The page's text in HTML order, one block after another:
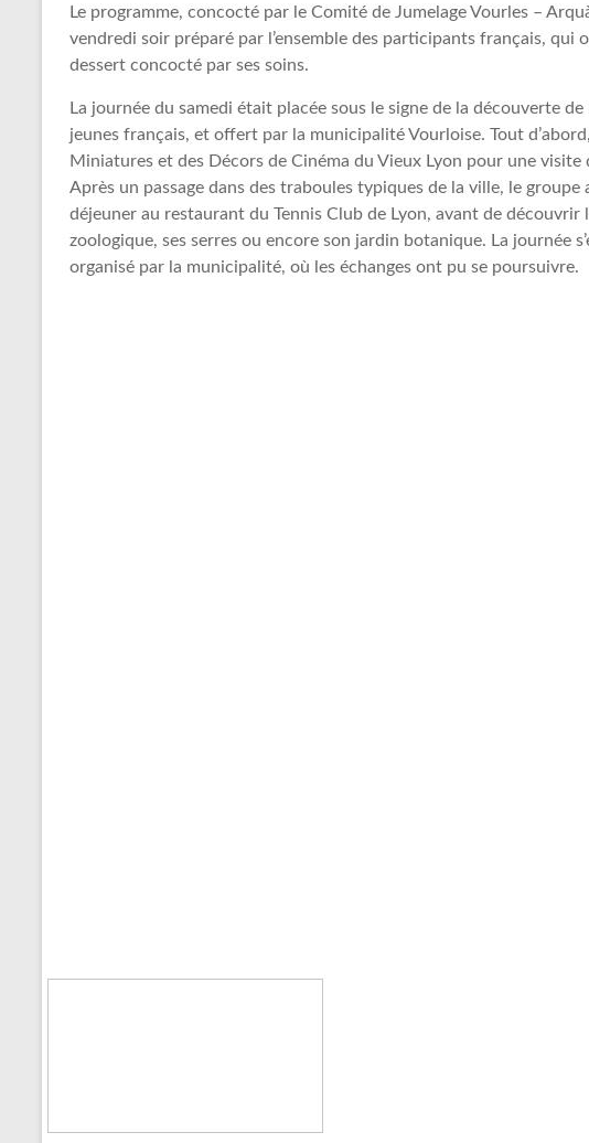
Le programme, concocté par le Comité de Jumelage Vourles –
vendredi soir préparé par l’ensemble des participants français,
dessert concocté par ses soins.
La journée du samedi était placée sous le signe de la découverte
jeunes français, et offert par la municipalité Vourloise. Tout
Miniatures et des Décors de Cinéma du Vieux Lyon pour une visite
Après un passage dans des traboules typiques de la ville, le
déjeuner au restaurant du Tennis Club de Lyon, avant de découvrir
zoologique, ses serres ou encore son jardin botanique. La journée
organisé par la municipalité, où les échanges ont pu se poursuivre.